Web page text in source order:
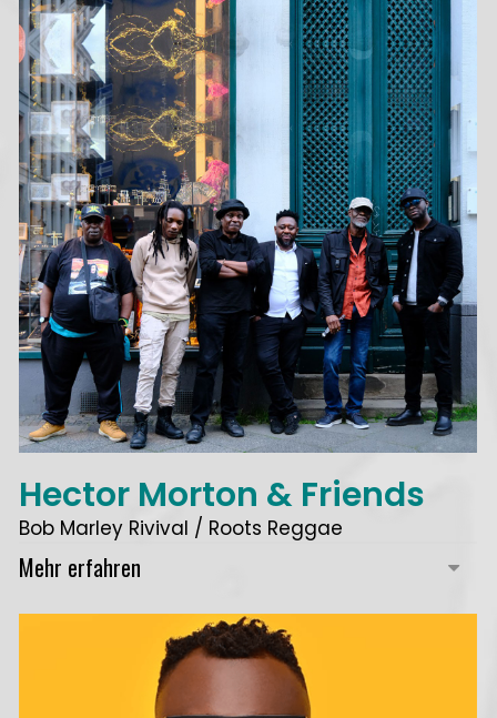
Hector Morton & Friends
Bob Marley Rivival / Roots Reggae
Mehr erfahren